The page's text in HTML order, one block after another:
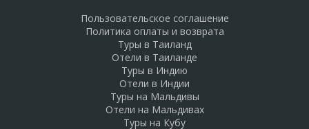
Пользовательское соглашение
Политика оплаты и возврата
Туры в Таиланд
Отели в Таиланде
Туры в Индию
Отели в Индии
Туры на Мальдивы
Отели на Мальдивах
Туры на Кубу